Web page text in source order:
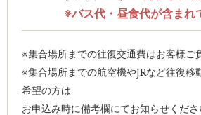
※バス代・昼食代が含まれ
※集合場所までの往復交通費はお客様ご
※集合場所までの航空機やJRなど往復移
希望の方は
お申込み時に備考欄にてお知らせくださ